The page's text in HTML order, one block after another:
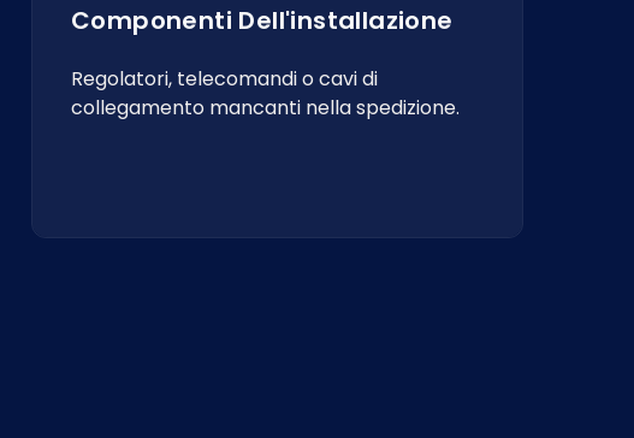
Componenti Dell'installazione
Regolatori, telecomandi o cavi di
collegamento mancanti nella spedizione.